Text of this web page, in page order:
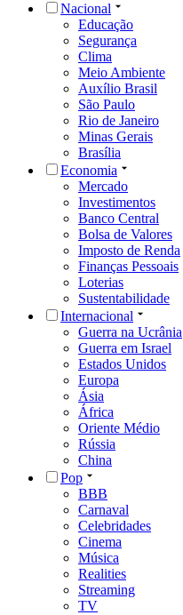
Nacional
Educação
Segurança
Clima
Meio Ambiente
Auxílio Brasil
São Paulo
Rio de Janeiro
Minas Gerais
Brasília
Economia
Mercado
Investimentos
Banco Central
Bolsa de Valores
Imposto de Renda
Finanças Pessoais
Loterias
Sustentabilidade
Internacional
Guerra na Ucrânia
Guerra em Israel
Estados Unidos
Europa
Ásia
África
Oriente Médio
Rússia
China
Pop
BBB
Carnaval
Celebridades
Cinema
Música
Realities
Streaming
TV